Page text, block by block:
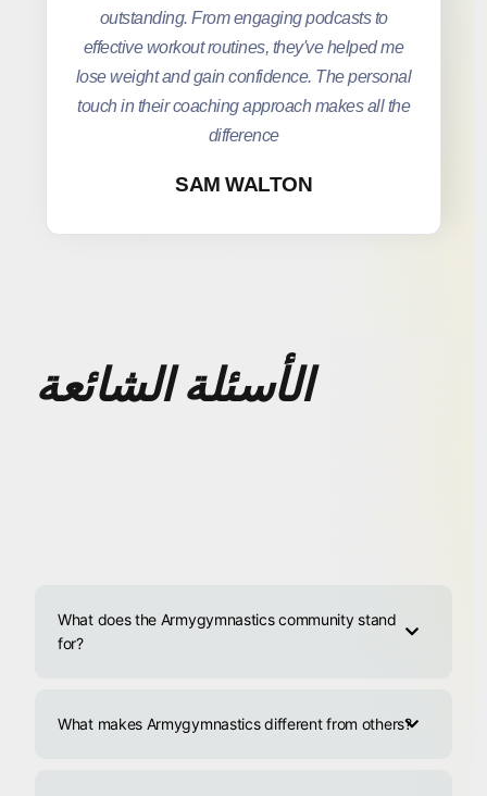
outstanding. From engaging podcasts to
effective workout routines, they've helped me
lose weight and gain confidence. The personal
touch in their coaching approach makes all the
difference
SAM WALTON
الأسئلة الشائعة
What does the Armygymnastics community stand
for?
What makes Armygymnastics different from others?